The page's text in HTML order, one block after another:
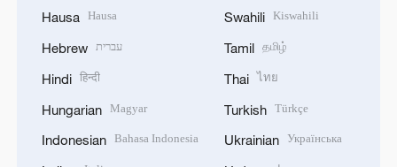
Hausa Hausa
Hebrew עברית
Hindi हिन्दी
Hungarian Magyar
Indonesian Bahasa Indonesia
Swahili Kiswahili
Tamil தமிழ்
Thai ไทย
Turkish Türkçe
Ukrainian Українська